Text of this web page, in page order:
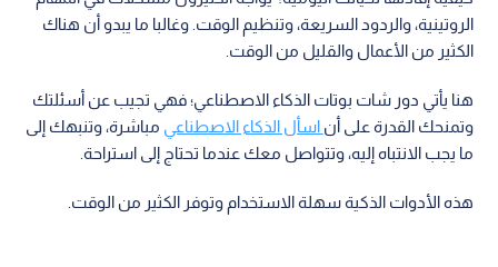
الروتينية، والردود السريعة، وتنظيم الوقت. وغالبا ما يبدو أن هناك
الكثير من الأعمال والقليل من الوقت.
هنا يأتي دور شات بوتات الذكاء الاصطناعي؛ فهي تجيب عن أسئلتك
وتمنحك القدرة على أن اسأل الذكاء الاصطناعي مباشرة، وتنبهك إلى
ما يجب الانتباه إليه، وتتواصل معك عندما تحتاج إلى استراحة.
هذه الأدوات الذكية سهلة الاستخدام وتوفر الكثير من الوقت.